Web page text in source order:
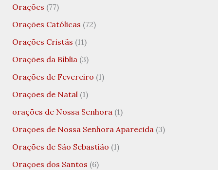
Orações (77)
Orações Católicas (72)
Orações Cristãs (11)
Orações da Bíblia(3)
Orações de Fevereiro (1)
Orações de Natal(1)
orações de Nossa Senhora(1)
Orações de Nossa Senhora Aparecida(3)
Orações de São Sebastião (1)
Orações dos Santos (6)